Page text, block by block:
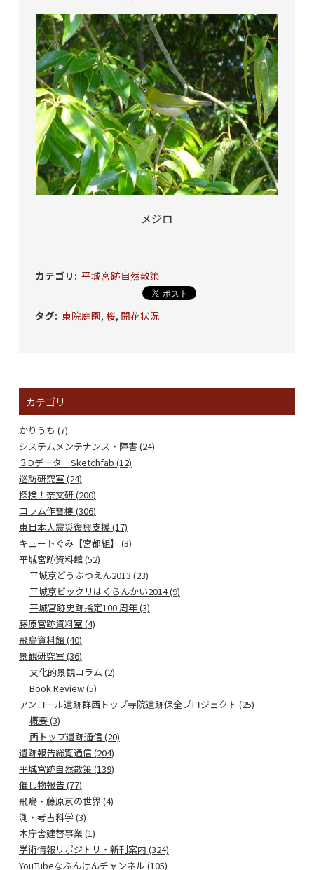
メジロ
カテゴリ : 平城宮跡自然散策
タグ: 東院庭園, 桜, 開花状況
カテゴリ
かりうち (7)
システムメンテナンス・障害 (24)
３Dデータ Sketchfab (12)
巡訪研究室 (24)
探検！奈文研 (200)
コラム作寶樓 (306)
東日本大震災復興支援 (17)
キュートぐみ【宮都組】 (3)
平城宮跡資料館 (52)
平城京どうぶつえん2013 (23)
平城京ビックリはくらんかい2014 (9)
平城宮跡史跡指定100 周年 (3)
藤原宮跡資料室 (4)
飛鳥資料館 (40)
景観研究室 (36)
文化的景観コラム (2)
Book Review (5)
アンコール遺跡群西トップ寺院遺跡保全プロジェクト (25)
概要 (3)
西トップ遺跡通信 (20)
遺跡報告総覧通信 (204)
平城宮跡自然散策 (139)
催し物報告 (77)
飛鳥・藤原京の世界 (4)
測・考古科学 (3)
本庁舎建替事業 (1)
学術情報リポジトリ・新刊案内 (324)
YouTubeなぶんけんチャンネル (105)